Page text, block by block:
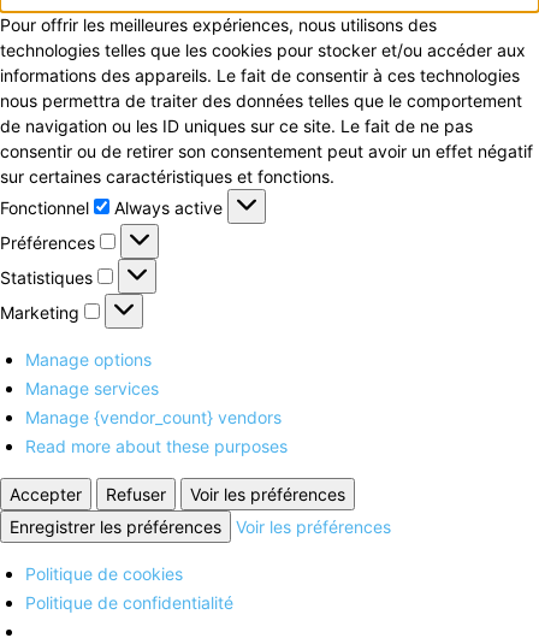
Pour offrir les meilleures expériences, nous utilisons des
technologies telles que les cookies pour stocker et/ou accéder aux
informations des appareils. Le fait de consentir à ces technologies
nous permettra de traiter des données telles que le comportement
de navigation ou les ID uniques sur ce site. Le fait de ne pas
consentir ou de retirer son consentement peut avoir un effet négatif
sur certaines caractéristiques et fonctions.
Fonctionnel
Fonctionnel
Always active
Préférences
Préférences
Statistiques Statistiques
Marketing Marketing
Manage options
Manage services
Manage {vendor_count} vendors
Read more about these purposes
Accepter Refuser
Voir les préférences
Enregistrer les préférences
Voir les préférences
Politique de cookies
Politique de confidentialité